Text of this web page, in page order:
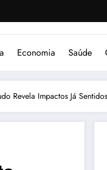
Economia Saúde
Revela Impactos Já